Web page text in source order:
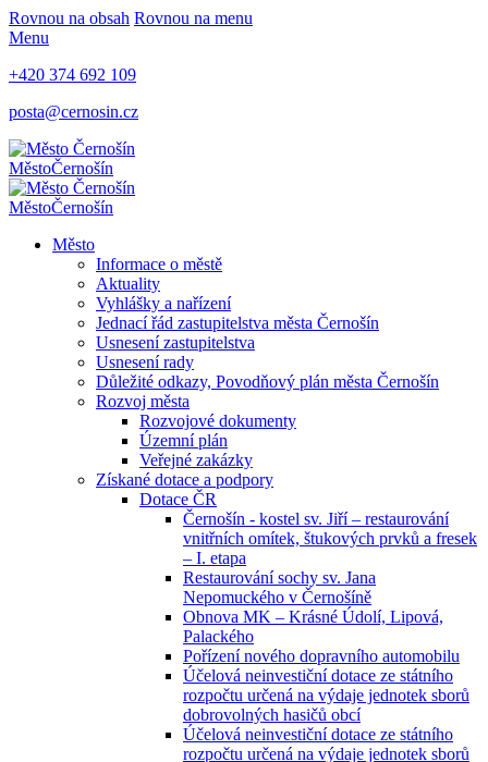
Rovnou na obsah Rovnou na menu
Menu
+420 374 692 109
posta@cernosin.cz
MěstoČernošín
MěstoČernošín
Město
Informace o městě
Aktuality
Vyhlášky a nařízení
Jednací řád zastupitelstva města Černošín
Usnesení zastupitelstva
Usnesení rady
Důležité odkazy, Povodňový plán města Černošín
Rozvoj města
Rozvojové dokumenty
Územní plán
Veřejné zakázky
Získané dotace a podpory
Dotace ČR
Černošín - kostel sv. Jiří – restaurování
vnitřních omítek, štukových prvků a fresek
– I. etapa
Restaurování sochy sv. Jana
Nepomuckého v Černošíně
Obnova MK – Krásné Údolí, Lipová,
Palackého
Pořízení nového dopravního automobilu
Účelová neinvestiční dotace ze státního
rozpočtu určená na výdaje jednotek sborů
dobrovolných hasičů obcí
Účelová neinvestiční dotace ze státního
rozpočtu určená na výdaje jednotek sborů